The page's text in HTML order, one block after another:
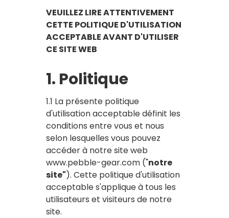
VEUILLEZ LIRE ATTENTIVEMENT
CETTE POLITIQUE D'UTILISATION
ACCEPTABLE AVANT D'UTILISER
CE SITE WEB
1. Politique
1.1 La présente politique
d'utilisation acceptable définit les
conditions entre vous et nous
selon lesquelles vous pouvez
accéder à notre site web
www.pebble-gear.com ("notre
site"). Cette politique d'utilisation
acceptable s'applique à tous les
utilisateurs et visiteurs de notre
site.